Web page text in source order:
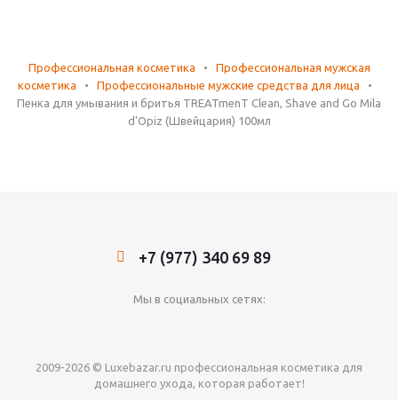
Профессиональная косметика •
Профессиональная мужская
косметика
• Профессиональные мужские средства для лица
•
Пенка для умывания и бритья TREATmenT Clean, Shave and Go Mila
d'Opiz (Швейцария) 100мл
+7 (977) 340 69 89
Мы в социальных сетях:
2009-2026 © Luxebazar.ru профессиональная косметика для
домашнего ухода, которая работает!